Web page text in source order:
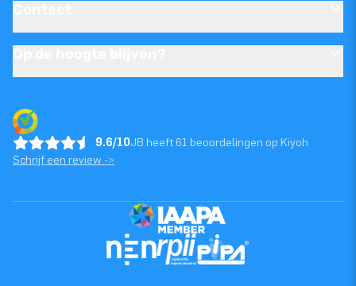
9.6/10JB heeft 61 beoordelingen op Kiyoh
Schrijf een review ->